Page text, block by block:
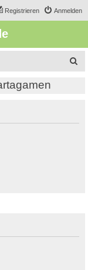
Anmelden
Registrieren